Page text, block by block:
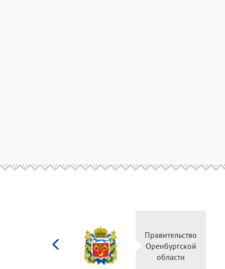
Правительство
Оренбургской
области